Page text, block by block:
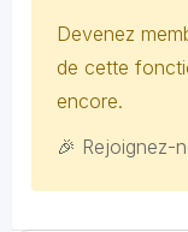
Devenez
de cette
encore.
🎉 Rejoignez-